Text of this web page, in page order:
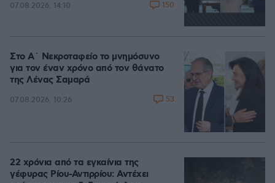
07.08.2026, 14:10 150
Στο Α΄ Νεκροταφείο το μνημόσυνο
για τον έναν χρόνο από τον θάνατο
της Λένας Σαμαρά
07.08.2026, 10:26 53
22 χρόνια από τα εγκαίνια της
γέφυρας Ρίου-Αντιρρίου: Αντέχει